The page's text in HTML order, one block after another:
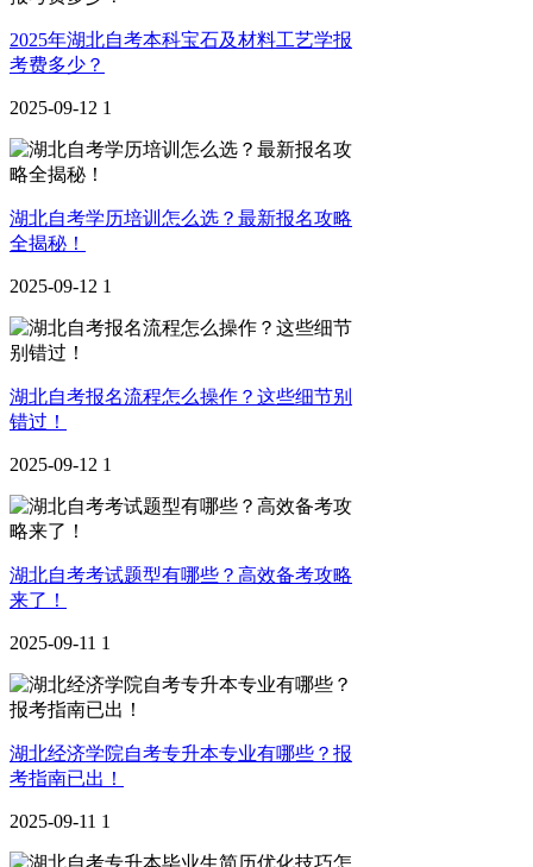
2025年湖北自考本科宝石及材料工艺学报
考费多少？
2025-09-12 1
湖北自考学历培训怎么选？最新报名攻略
全揭秘！
2025-09-12 1
湖北自考报名流程怎么操作？这些细节别
错过！
2025-09-12 1
湖北自考考试题型有哪些？高效备考攻略
来了！
2025-09-11 1
湖北经济学院自考专升本专业有哪些？报
考指南已出！
2025-09-11 1